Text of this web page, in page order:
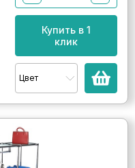
Купить в 1
клик
Цвет